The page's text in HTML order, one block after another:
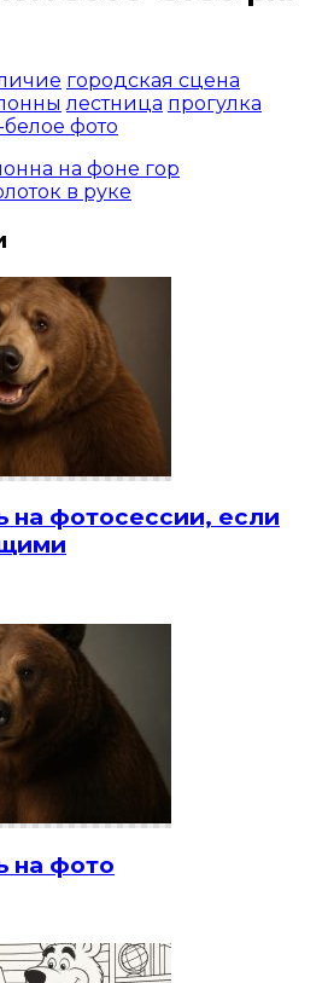
городская сцена
лестница прогулка
фото
на фоне гор
в руке
фотосессии, если
на фото